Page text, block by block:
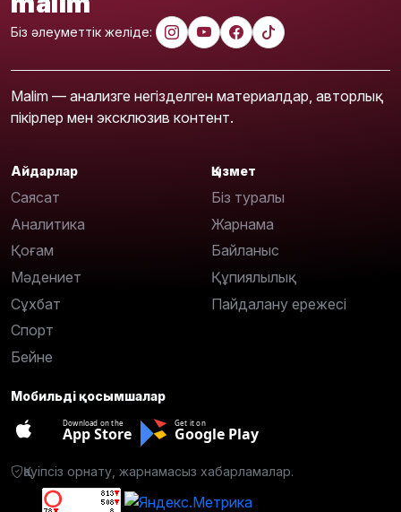
Біз әлеуметтік желіде:
Malim — анализге негізделген материалдар, авторлық
пікірлер мен эксклюзив контент.
Айдарлар
Саясат
Аналитика
Қоғам
Мәдениет
Сұхбат
Спорт
Бейне
Қызмет
Біз туралы
Жарнама
Байланыс
Құпиялылық
Пайдалану ережесі
Мобильді қосымшалар
Download on the
App Store
Get it on
Google Play
Қауіпсіз орнату, жарнамасыз хабарламалар.